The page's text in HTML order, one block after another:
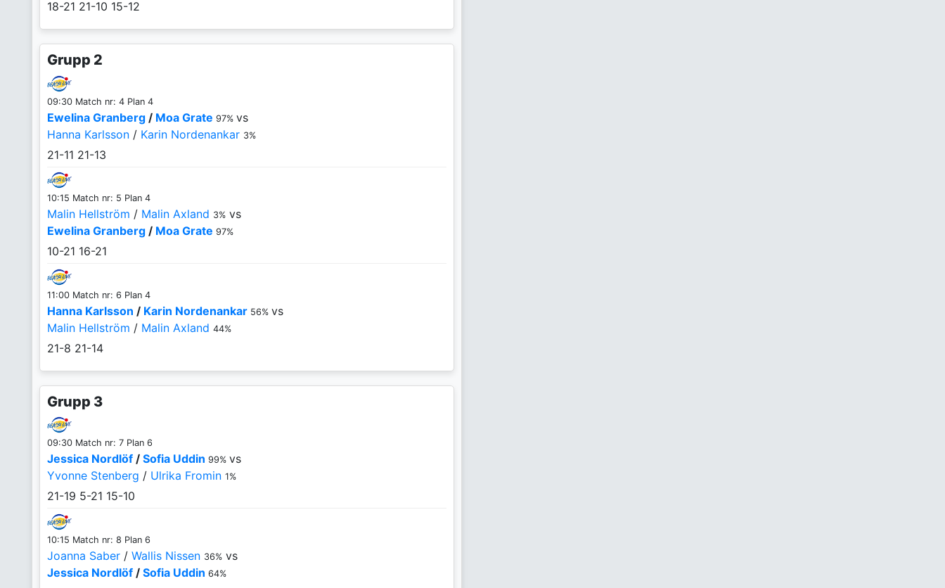
18-21 21-10 15-12
Grupp 2
09:30 Match nr: 4 Plan 4
Ewelina Granberg / Moa Grate 97% vs
Hanna Karlsson / Karin Nordenankar 3%
21-11 21-13
10:15 Match nr: 5 Plan 4
Malin Hellström / Malin Axland 3% vs
Ewelina Granberg / Moa Grate 97%
10-21 16-21
11:00 Match nr: 6 Plan 4
Hanna Karlsson / Karin Nordenankar 56% vs
Malin Hellström / Malin Axland 44%
21-8 21-14
Grupp 3
09:30 Match nr: 7 Plan 6
Jessica Nordlöf / Sofia Uddin 99% vs
Yvonne Stenberg / Ulrika Fromin 1%
21-19 5-21 15-10
10:15 Match nr: 8 Plan 6
Joanna Saber / Wallis Nissen 36% vs
Jessica Nordlöf / Sofia Uddin 64%